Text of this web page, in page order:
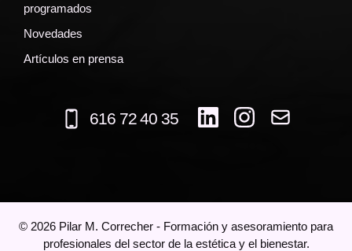
programados
Novedades
Artículos en prensa
616 72 40 35
© 2026 Pilar M. Correcher - Formación y asesoramiento para
profesionales del sector de la estética y el bienestar.